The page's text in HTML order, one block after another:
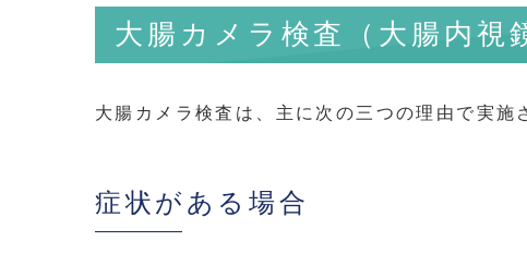
大腸カメラ検査（大腸内視
大腸カメラ検査は、主に次の三つの理由で実施
症状がある場合